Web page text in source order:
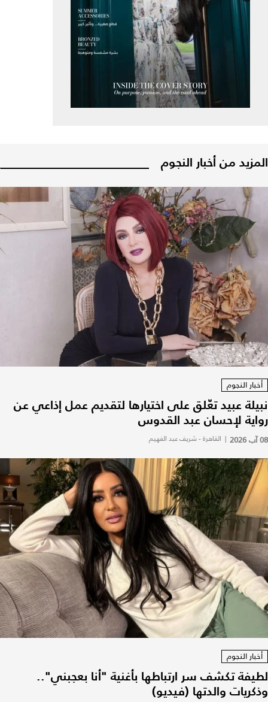
المزيد من أخبار النجوم
أخبار النجوم
نبيلة عبيد تعّلق على اختيارها لتقديم عمل إذاعي عن
رواية لإحسان عبد القدوس
08 آب 2026 | القاهرة - شريف عبد الفهيم
أخبار النجوم
لطيفة تكشف سر ارتباطها بأغنية "أنا بعجبني"..
وذكريات والدتها (فيديو)